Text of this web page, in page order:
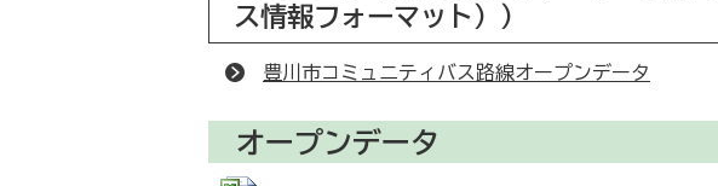
ス情報フォーマット））
豊川市コミュニティバス路線オープンデータ
オープンデータ